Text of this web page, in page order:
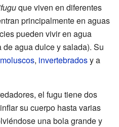
que viven en diferentes
principalmente en aguas
pueden vivir en agua
agua dulce y salada). Su
moluscos, invertebradosy a
el fugu tiene dos
su cuerpo hasta varias
una bola grande y